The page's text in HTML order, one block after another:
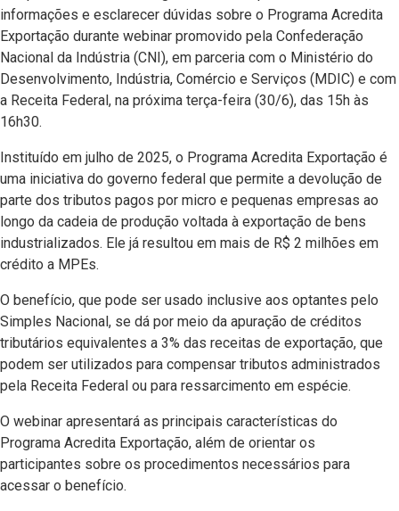
informações e esclarecer dúvidas sobre o Programa Acredita
Exportação durante webinar promovido pela Confederação
Nacional da Indústria (CNI), em parceria com o Ministério do
Desenvolvimento, Indústria, Comércio e Serviços (MDIC) e com
a Receita Federal, na próxima terça-feira (30/6), das 15h às
16h30.
Instituído em julho de 2025, o Programa Acredita Exportação é
uma iniciativa do governo federal que permite a devolução de
parte dos tributos pagos por micro e pequenas empresas ao
longo da cadeia de produção voltada à exportação de bens
industrializados. Ele já resultou em mais de R$ 2 milhões em
crédito a MPEs.
O benefício, que pode ser usado inclusive aos optantes pelo
Simples Nacional, se dá por meio da apuração de créditos
tributários equivalentes a 3% das receitas de exportação, que
podem ser utilizados para compensar tributos administrados
pela Receita Federal ou para ressarcimento em espécie.
O webinar apresentará as principais características do
Programa Acredita Exportação, além de orientar os
participantes sobre os procedimentos necessários para
acessar o benefício.